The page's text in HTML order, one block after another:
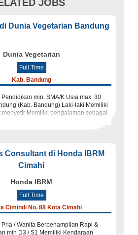
JOBS
Dunia Vegetarian Bandung
Dunia Vegetarian
Full Time
Kab. Bandung
min. SMA/K Usia max. 30
(Kab. Bandung) Laki-laki Memiliki
menyetir Memiliki pengalaman sebagai
Consultant di Honda IBRM
Cimahi
Honda IBRM
Full Time
Cimindi No. 88 Kota Cimahi
Pria / Wanita Berpenampilan Rapi &
min D3 / S1 Memiliki Kendaraan